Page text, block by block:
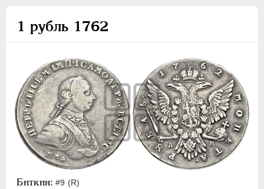
1 рубль 1762
Биткин: #9 (R)
ПЕТР III 1762-1762
Серебро
1 рубль
Полтина
Альбертусталер
Медь
Пробные
ЕКАТЕРИНА II